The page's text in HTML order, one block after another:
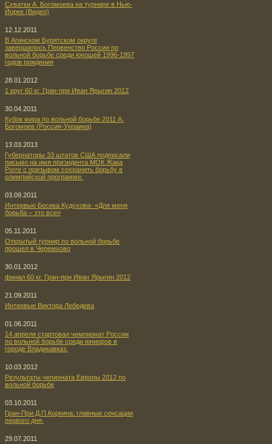
Схватки А. Богомоева на турнире в Нью-
Йорке (Видео)
12.12.2011
В Агинском Бурятском округе
завершилось Первенство России по
вольной борьбе среди юношей 1996-1997
годов рождения
28.01.2012
1 круг 60 кг. Гран-при Иван Ярыгин 2012
30.04.2011
Кубок мира по вольной борьбе 2011 А.
Богомоев (Россия-Украина)
13.03.2013
Губернаторы 33 штатов США подписали
письмо на имя президента МОК Жака
Рогге с призывом сохранить борьбу в
олимпийской программе.
03.09.2011
Интервью Бесика Кудухова- «Для меня
борьба – это все»
05.11.2011
Открытый турнир по вольной борьбе
прошел в Черемхово
30.01.2012
финал 60 кг. Гран-при Иван Ярыгин 2012
21.09.2011
Интервью Виктора Лебедева
01.06.2011
14 апреля стартовал чемпионат России
по вольной борьбе среди юниоров в
городе Владикавказ.
10.03.2012
Результаты чепионата Европы 2012 по
вольной борьбе
03.10.2011
Гран-При Д.П.Коркина: главные сенсации
первого дня.
29.07.2011